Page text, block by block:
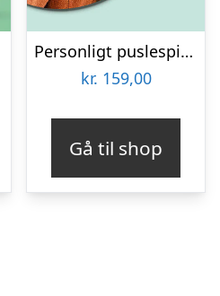
Personligt puslespil med Billede – Rundt
kr. 159,00
Gå til shop